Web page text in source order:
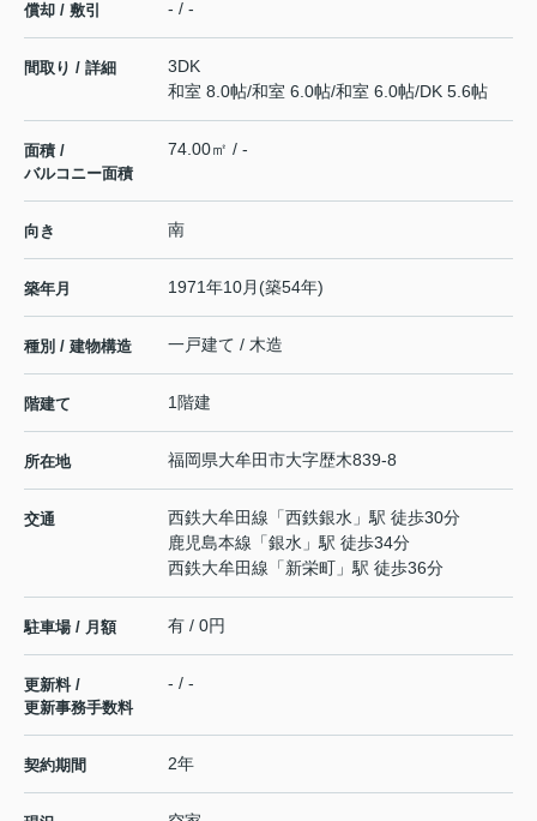
償却 / 敷引 - / -
間取り / 詳細
3DK
和室 8.0帖/和室 6.0帖/和室 6.0帖/DK 5.6帖
面積 /
バルコニー面積
74.00㎡ / -
向き 南
築年月 1971年10月(築54年)
種別 / 建物構造 一戸建て / 木造
階建て 1階建
所在地 福岡県大牟田市大字歴木839-8
交通 西鉄大牟田線 「西鉄銀水 」駅 徒歩30分
鹿児島本線 「銀水 」駅 徒歩34分
西鉄大牟田線 「新栄町 」駅 徒歩36分
駐車場 / 月額 有 / 0円
更新料 /
更新事務手数料
- / -
契約期間 2年